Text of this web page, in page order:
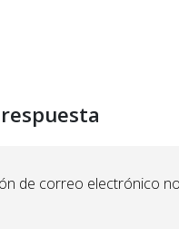
de correo electrónico